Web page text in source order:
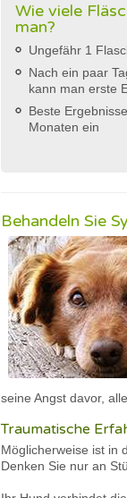
Wie viele
man?
Ungefähr 1
Nach ein paar
kann man erste
Beste
Monaten ein
Behandeln Sie
seine Angst davor,
Traumatische
Möglicherweise ist in
Denken Sie nur an